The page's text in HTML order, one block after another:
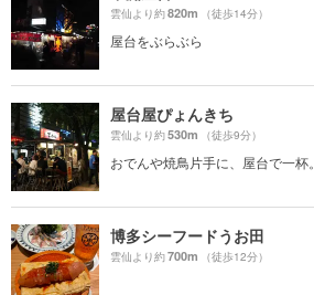
雲仙より約820m （徒歩14分）
屋台をぶらぶら
屋台屋ぴょんきち
雲仙より約530m （徒歩9分）
おでんや焼鳥片手に、屋台で一杯。
博多シーフードうお田
雲仙より約700m （徒歩12分）